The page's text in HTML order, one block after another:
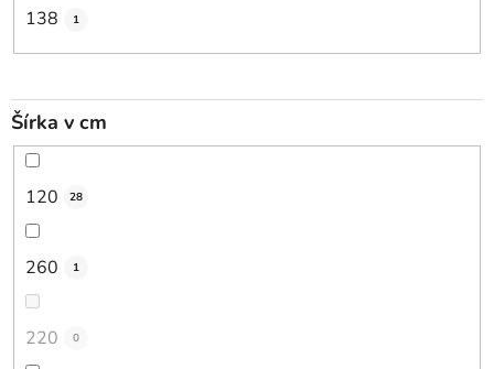
138 1
Šírka v cm
120 28
260 1
220 0